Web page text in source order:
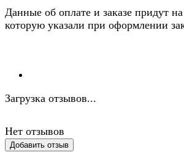
Данные об оплате и заказе придут
которую указали при оформлении
Загрузка отзывов...
Нет отзывов
Добавить отзыв